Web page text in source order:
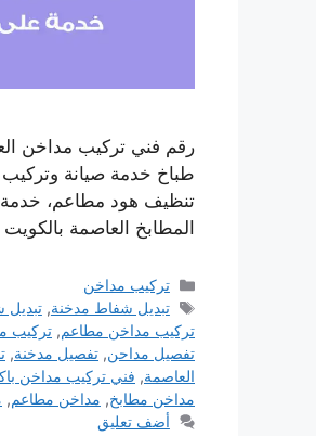
رقم فني تركيب مداخن
طباخ خدمة صيانة
تنظيف هود مطاعم،
المطابخ العاصمة
التصنيفات
تركيب مداخن
الوسوم
تبديل شفاط مدخنة,تبديل
تركيب مداخن مطاعم, تركيب
تفصيل مداحن, تفصيل مدخنة,
العاصمة, فني تركيب مداخن
مداخن مطابخ, مداخن مطاعم,
أضف تعليق